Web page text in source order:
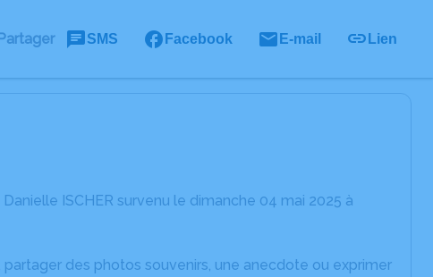
Partager SMS Facebook E-mail Lien
ISCHER survenu le dimanche 04 mai 2025 à
des photos souvenirs, une anecdote ou exprimer